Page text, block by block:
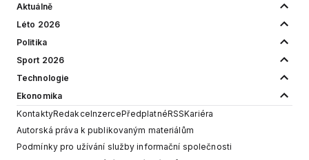
Aktuálně
Léto 2026
Politika
Sport 2026
Technologie
Ekonomika
KontaktyRedakceInzercePředplatnéRSSKariéra
Autorská práva k publikovaným materiálům
Podmínky pro užívání služby informační společnosti